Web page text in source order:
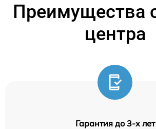
Преимущества
центра
Гарантия до 3-х лет